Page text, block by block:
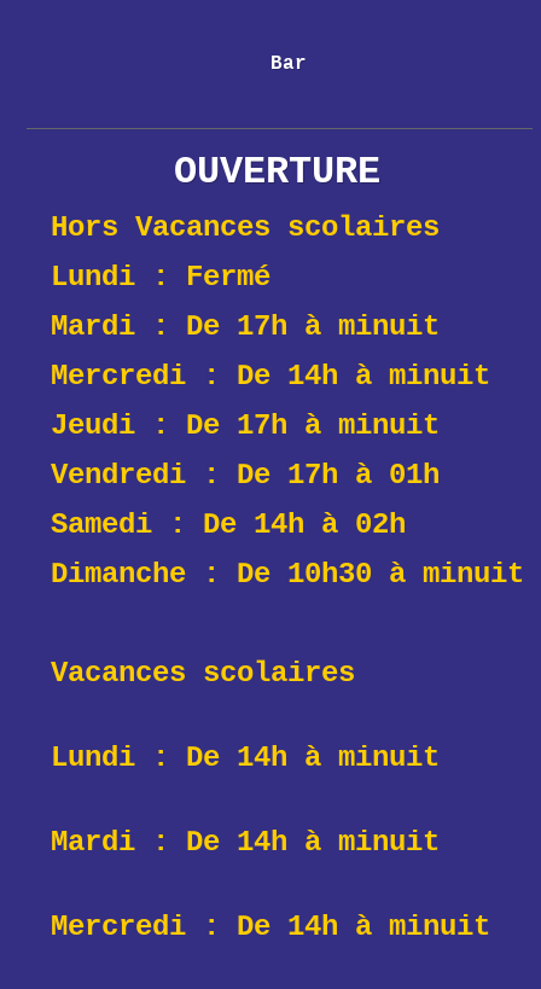
Bar
OUVERTURE
Hors Vacances scolaires
Lundi : Fermé
Mardi : De 17h à minuit
Mercredi : De 14h àminuit
Jeudi : De 17h àminuit
Vendredi : De 17h à 01h
Samedi : De 14h à 02h
Dimanche : De 10h30 à minuit
Vacances scolaires
Lundi : De 14h à minuit
Mardi : De 14h à minuit
Mercredi : De 14h àminuit